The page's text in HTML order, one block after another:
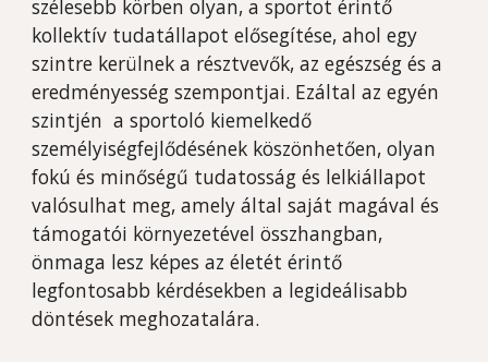
szélesebb körben olyan, a sportot érintő
kollektív tudatállapot elősegítése, ahol egy
szintre kerülnek a résztvevők, az egészség és a
eredményesség szempontjai. Ezáltal az egyén
szintjén a sportoló kiemelkedő
személyiségfejlődésének köszönhetően,olyan
fokú és minőségű tudatosság és lelkiállapot
valósulhat meg, amely által saját magával és
támogatói környezetével összhangban,
önmaga lesz képes az életét érintő
legfontosabb kérdésekben a legideálisabb
döntések meghozatalára.